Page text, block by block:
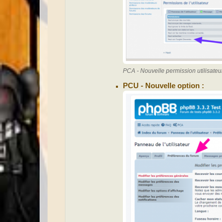
PCA - Nouvelle permission
PCU - Nouvelle option :